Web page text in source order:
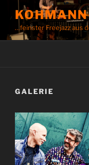
Inhalt
springen
KOHMANN
…feinster Freejazz aus
GALERIE